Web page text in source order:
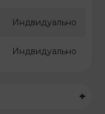
Индвидуально
Индвидуально
+